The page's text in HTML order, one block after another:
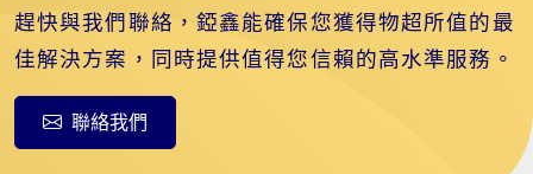
趕快與我們聯絡，錏鑫能確保您獲得物超所值的最
佳解決方案，同時提供值得您信賴的高水準服務。
聯絡我們